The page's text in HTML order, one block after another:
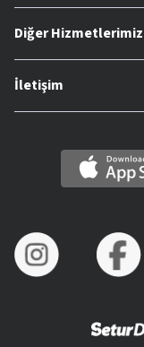
Diğer Hizmetlerimiz
İletişim